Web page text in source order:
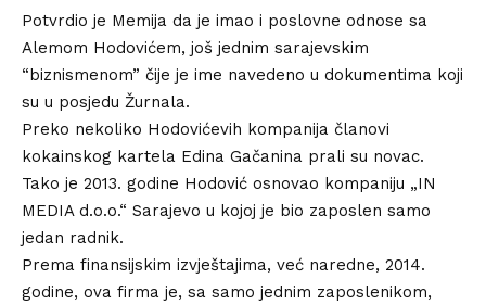
Potvrdio je Memija da je imao i poslovne odnose sa
Alemom Hodovićem, još jednim sarajevskim
“biznismenom” čije je ime navedeno u dokumentima koji
su u posjedu Žurnala.
Preko nekoliko Hodovićevih kompanija članovi
kokainskog kartela Edina Gačanina prali su novac.
Tako je 2013. godine Hodović osnovao kompaniju „IN
MEDIA d.o.o.“ Sarajevo u kojoj je bio zaposlen samo
jedan radnik.
Prema finansijskim izvještajima, već naredne, 2014.
godine, ova firma je, sa samo jednim zaposlenikom,